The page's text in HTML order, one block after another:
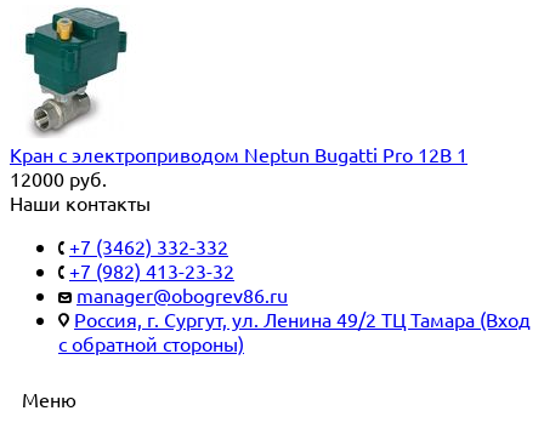
Кран с электроприводом Neptun Bugatti Pro 12В 1
12000 руб.
Наши контакты
+7 (3462) 332-332
+7 (982) 413-23-32
manager@obogrev86.ru
Россия, г. Сургут, ул. Ленина 49/2 ТЦ Тамара (Вход
с обратной стороны)
Меню